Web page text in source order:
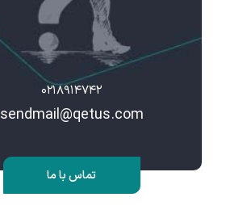
۰۲۱۸۹۱۴۷۴۲
sendmail@qetus.com
تماس با ما